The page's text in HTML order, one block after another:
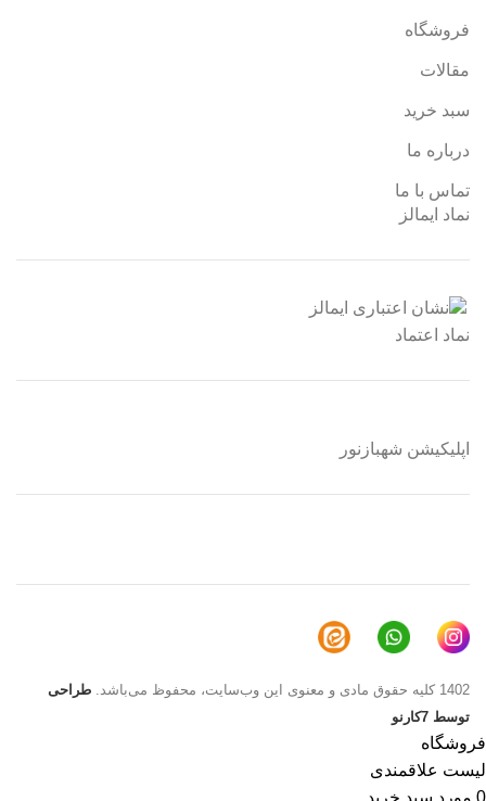
فروشگاه
مقالات
سبد خرید
درباره ما
تماس با ما
نماد ایمالز
نماد اعتماد
اپلیکیشن شهبازنور
1402 کلیه حقوق مادی و معنوی این وب‌سایت، محفوظ می‌باشد.
طراحی
توسط 7کارنو
فروشگاه
لیست علاقمندی
0 مورد سبد خرید